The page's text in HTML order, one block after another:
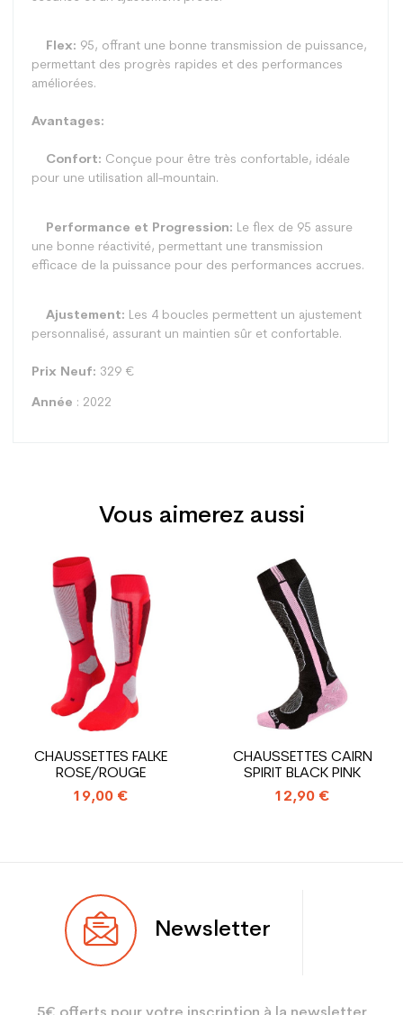
Flex: 95, offrant une bonne transmission de puissance,
permettant des progrès rapides et des performances
améliorées.
Avantages:
Confort: Conçue pour être très confortable, idéale
pour une utilisation all-mountain.
Performance et Progression: Le flex de 95 assure
une bonne réactivité, permettant une transmission
efficace de la puissance pour des performances accrues.
Ajustement: Les 4 boucles permettent un ajustement
personnalisé, assurant un maintien sûr et confortable.
Prix Neuf: 329 €
Année : 2022
All mountain
Utilisateur
Niveau Loisir sport
Coloris
Utilisateur -
Configurateur
Economie CO² (en kg)
Type de produit
Chaussure ski occasion
Vous aimerez aussi
CHAUSSETTES FALKE
ROSE/ROUGE
19,00 €
CHAUSSETTES CAIRN
SPIRIT BLACK PINK
12,90 €
Newsletter